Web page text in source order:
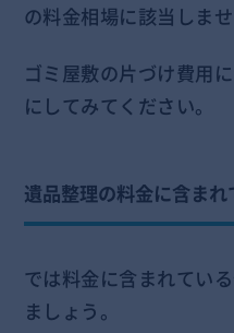
の料金相場に該当しま
ゴミ屋敷の片づけ費用
にしてみてください。
遺品整理の料金に含ま
では料金に含まれてい
ましょう。